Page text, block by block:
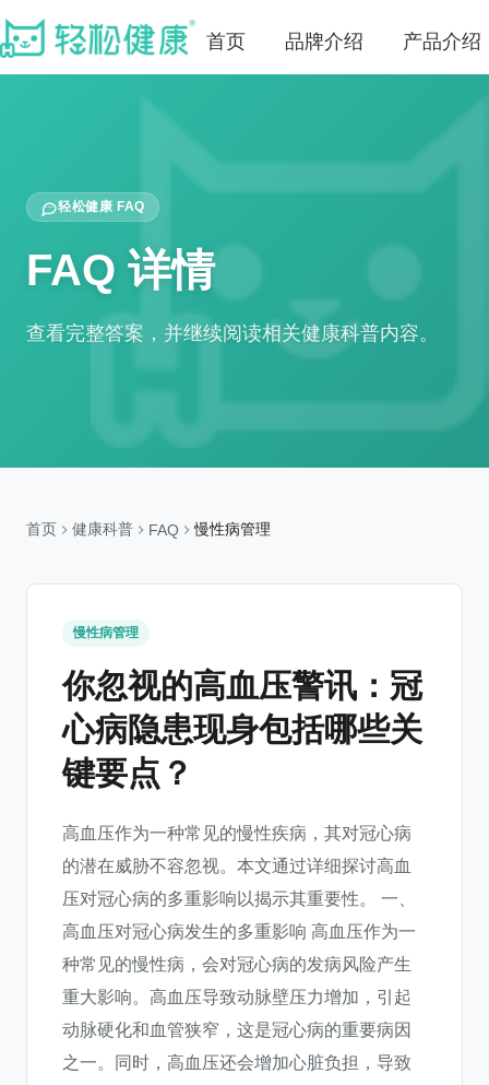
首页 品牌介绍 产品介绍
轻松健康 FAQ
FAQ 详情
查看完整答案，并继续阅读相关健康科普内容。
首页 健康科普 FAQ 慢性病管理
慢性病管理
你忽视的高血压警讯：冠
心病隐患现身包括哪些关
键要点？
高血压作为一种常见的慢性疾病，其对冠心病
的潜在威胁不容忽视。本文通过详细探讨高血
压对冠心病的多重影响以揭示其重要性。 一、
高血压对冠心病发生的多重影响 高血压作为一
种常见的慢性病，会对冠心病的发病风险产生
重大影响。高血压导致动脉壁压力增加，引起
动脉硬化和血管狭窄，这是冠心病的重要病因
之一。同时，高血压还会增加心脏负担，导致